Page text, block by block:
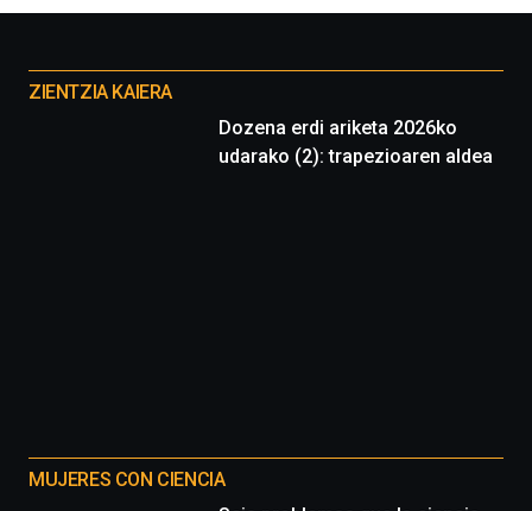
proyectos
ZIENTZIA KAIERA
Dozena erdi ariketa 2026ko
udarako (2): trapezioaren aldea
MUJERES CON CIENCIA